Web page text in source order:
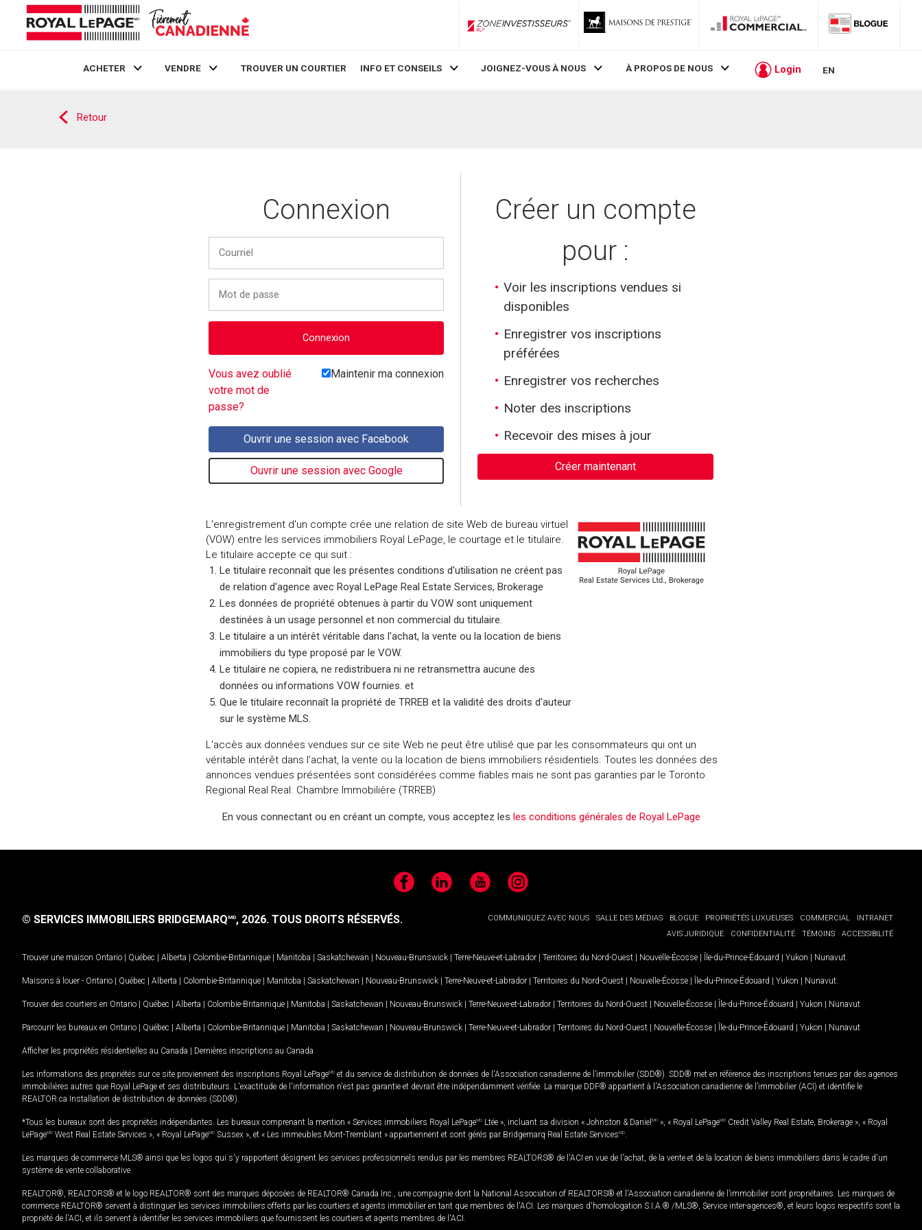
ZoneInvestisseurs RLP
ACHETER VENDRE TROUVER UN COURTIER INFO ET CONSEILS JOIGNEZ-VOUS À NOUS À PROPOS DE NOUS Login EN
Retour
Connexion
Vous avez oublié
votre mot de
passe?
Maintenir
Maintenir ma connexion
Créer un compte
pour :
Voir les inscriptions vendues si
disponibles
Enregistrer vos inscriptions
préférées
Enregistrer vos recherches
Noter des inscriptions
Recevoir des mises à jour
L'enregistrement d'un compte crée une relation de site Web de bureau virtuel
(VOW) entre les services immobiliers Royal LePage, le courtage et le titulaire.
Le titulaire accepte ce qui suit :
Le titulaire reconnaît que les présentes conditions d'utilisation ne créent pas
de relation d'agence avec Royal LePage Real Estate Services, Brokerage
Les données de propriété obtenues à partir du VOW sont uniquement
destinées à un usage personnel et non commercial du titulaire.
Le titulaire a un intérêt véritable dans l'achat, la vente ou la location de biens
immobiliers du type proposé par le VOW.
Le titulaire ne copiera, ne redistribuera ni ne retransmettra aucune des
données ou informations VOW fournies. et
Que le titulaire reconnaît la propriété de TRREB et la validité des droits d'auteur
sur le système MLS.
L'accès aux données vendues sur ce site Web ne peut être utilisé que par les consommateurs qui ont un
véritable intérêt dans l'achat, la vente ou la location de biens immobiliers résidentiels. Toutes les données des
annonces vendues présentées sont considérées comme fiables mais ne sont pas garanties par le Toronto
Regional Real Real. Chambre Immobilière (TRREB)
En vous connectant ou en créant un compte, vous acceptez les les conditions générales de Royal LePage
FacebookLinkedIn YouTubeInstagram
COMMUNIQUEZ AVEC NOUS SALLE DES MÉDIAS BLOGUE PROPRIÉTÉS LUXUEUSES COMMERCIAL
INTRANET
AVIS JURIDIQUE
CONFIDENTIALITÉ TÉMOINS ACCESSIBILITÉ
© SERVICES IMMOBILIERS BRIDGEMARQMD, 2026. TOUS DROITS RÉSERVÉS.
Trouver une maison Ontario Québec Alberta Colombie-Britannique Manitoba Saskatchewan Nouveau-Brunswick Terre-Neuve-et-Labrador Territoires du Nord-Ouest Nouvelle-Écosse Île-du-Prince-Édouard Yukon Nunavut.
Maisons à louer - Ontario Québec Alberta Colombie-Britannique Manitoba Saskatchewan Nouveau-Brunswick Terre-Neuve-et-Labrador Territoires du Nord-Ouest Nouvelle-Écosse Île-du-Prince-Édouard Yukon Nunavut.
Trouver des courtiers en Ontario Québec Alberta Colombie-Britannique Manitoba Saskatchewan Nouveau-Brunswick Terre-Neuve-et-Labrador Territoires du Nord-Ouest Nouvelle-Écosse Île-du-Prince-Édouard Yukon Nunavut
Parcourir les bureaux en Ontario Québec Alberta Colombie-Britannique Manitoba Saskatchewan Nouveau-Brunswick Terre-Neuve-et-Labrador Territoires du Nord-Ouest Nouvelle-Écosse Île-du-Prince-Édouard Yukon Nunavut
Afficher les propriétés résidentielles au Canada Dernières inscriptions au Canada
Les informations des propriétés sur ce site proviennent des inscriptions Royal LePageMD et du service de distribution de données de l'Association canadienne de l’immobilier (SDD®). SDD® met en référence des inscriptions tenues par des agences
immobilières autres que Royal LePage et ses distributeurs. L'exactitude de l'information n'est pas garantie et devrait être indépendamment vérifiée. La marque DDF® appartient à l'Association canadienne de l’immobilier (ACI) et identifie le
REALTOR.ca Installation de distribution de données (SDD®).
*Tous les bureaux sont des propriétés indépendantes. Les bureaux comprenant la mention « Services immobiliers Royal LePageMD Ltée », incluant sa division « Johnston & Daniel MD », « Royal LePageMD Credit Valley Real Estate, Brokerage », « Royal
LePageMD West Real Estate Services », « Royal LePageMD Sussex », et « Les immeubles Mont-Tremblant » appartiennent et sont gérés par Bridgemarq Real Estate ServicesMD.
Les marques de commerce MLS® ainsi que les logos qui s'y rapportent désignent les services professionnels rendus par les membres REALTORS® de l'ACI en vue de l'achat, de la vente et de la location de biens immobiliers dans le cadre d'un
système de vente collaborative.
REALTOR®, REALTORS® et le logo REALTOR® sont des marques déposées de REALTOR® Canada Inc., une compagnie dont la National Association of REALTORS® et l'Association canadienne de l’immobilier sont propriétaires. Les marques de
commerce REALTOR® servent à distinguer les services immobiliers offerts par les courtiers et agents immobilier en tant que membres de l'ACI. Les marques d'homologation S.I.A.® /MLS®, Service inter-agences®, et leurs logos respectifs sont la
propriété de l'ACI, et ils servent à identifier les services immobiliers que fournissent les courtiers et agents membres de l'ACI.